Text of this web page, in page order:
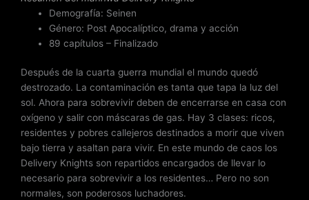
e
Demografía: Seinen
Género: Post Apocalíptico, drama y acción
89 capítulos – Finalizado
Después de la cuarta guerra mundial el mundo quedó
destrozado. La contaminación es tanta que tapa la luz del
sol. Ahora para sobrevivir deben de encerrarse en casa con
oxígeno y salir con máscaras de gas. Hay 3 clases: ricos,
residentes y pobres callejeros destinados a morir que viven
bajo tierra y asaltan para vivir. En este mundo de caos los
Delivery Knights son repartidos encargados de llevar lo
necesario para sobrevivir a los residentes… Pero no son
normales, son poderosos luchadores.